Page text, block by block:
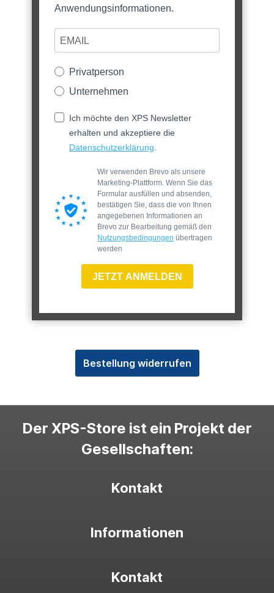
Anwendungsinformationen.
Privatperson
Unternehmen
Ich möchte den XPS Newsletter
erhalten und akzeptiere die
Datenschutzerklärung.
Wir verwenden Brevo als unsere
Marketing-Plattform. Wenn Sie das
Formular ausfüllen und absenden,
bestätigen Sie, dass die von Ihnen
angegebenen Informationen an
Brevo zur Bearbeitung gemäß den
Nutzungsbedingungen übertragen
werden
JETZT ANMELDEN
Bestellung widerrufen
Der XPS-Store ist ein Projekt der
Gesellschaften:
Kontakt
Informationen
Kontakt